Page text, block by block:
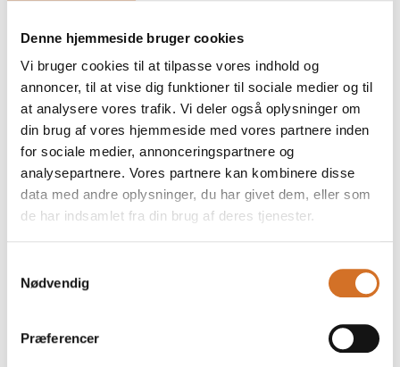
Denne hjemmeside bruger cookies
Vi bruger cookies til at tilpasse vores indhold og
annoncer, til at vise dig funktioner til sociale medier og til
at analysere vores trafik. Vi deler også oplysninger om
din brug af vores hjemmeside med vores partnere inden
for sociale medier, annonceringspartnere og
analysepartnere. Vores partnere kan kombinere disse
data med andre oplysninger, du har givet dem, eller som
de har indsamlet fra din brug af deres tjenester.
Nødvendig
Præferencer
Foodexpo
Produktet er medbragt på messen